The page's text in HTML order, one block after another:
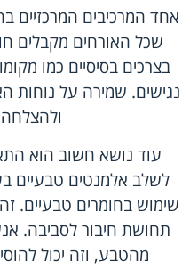
אחד המרכיבים המרכזיים
שכל האורחים מקבלים
בצרכים בסיסיים כמו
נגישים. שמירה על נוחות
עוד נושא חשוב הוא
לשלב אלמנטים טבעיים
שימוש בחומרים טבעיים.
תחושת חיבור לסביבה.
מהטבע, וזה יכול